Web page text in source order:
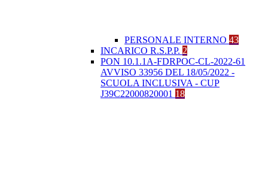
PERSONALE INTERNO 43
INCARICO R.S.P.P. 2
PON 10.1.1A-FDRPOC-CL-2022-61
AVVISO 33956 DEL 18/05/2022 -
SCUOLA INCLUSIVA - CUP
J39C22000820001 18